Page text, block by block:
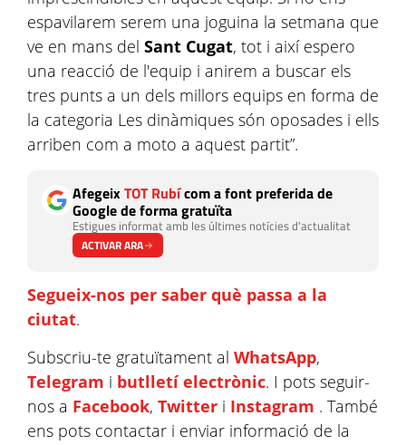
espavilarem serem una joguina la setmana que
ve en mans del Sant Cugat, tot i així espero
una reacció de l'equip i anirem a buscar els
tres punts a un dels millors equips en forma de
la categoria Les dinàmiques són oposades i ells
arriben com a moto a aquest partit”.
AfegeixTOT Rubícom a font preferida de
Google de forma gratuïta
Estigues informat amb les últimes notícies d'actualitat
ACTIVAR ARA
Segueix-nos per saber què passa a la
ciutat.
Subscriu-te gratuïtament al WhatsApp,
Telegram i butlletí electrònic. I pots seguir-
nos a Facebook, Twitter i Instagram . També
ens pots contactar i enviar informació de la